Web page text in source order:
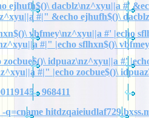
ejhufh$()\ dacblz\nz^xyu||a #'
#|" &echo ejhufh$()\
vbfmey\nz^xyu||a #' |echo
#|" |echo sflhxn$()\
zocbue$()\ idpuaz\nz^xyu||a #'
#|" |echo zocbue$()\
- 968411
q=cname